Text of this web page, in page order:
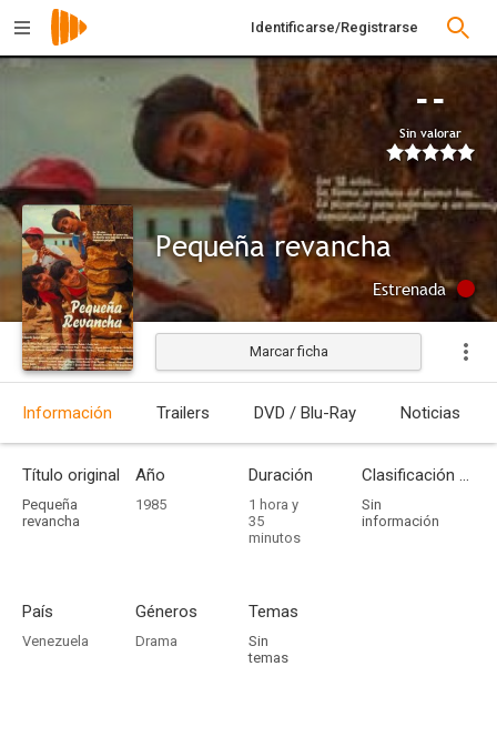
Identificarse/Registrarse
--
Sin valorar
Pequeña revancha
Estrenada
Marcar ficha
Información Trailers DVD / Blu-Ray Noticias
Título original
Pequeña
revancha
Año
1985
Duración
1 hora y
35
minutos
Clasificación por edades
Sin
información
País
Venezuela
Géneros
Drama
Temas
Sin
temas